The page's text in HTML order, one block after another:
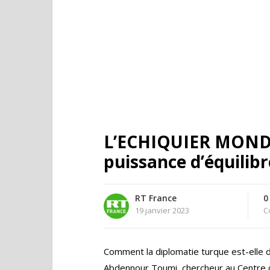
L’ECHIQUIER
puissance
RT France
19 janvier 2023
0
Comment la diplomatie turque est-elle
Abdennour Toumi, chercheur au